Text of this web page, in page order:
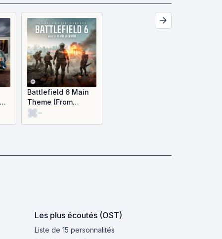
Battlefield 6 Main
Theme (From
"Battlefield 6")
-
Les plus écoutés (OST)
Liste de 15 personnalités